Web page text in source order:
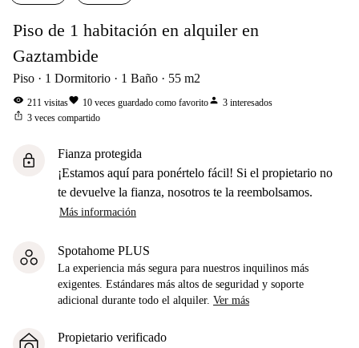
Piso de 1 habitación en alquiler en
Gaztambide
Piso 1 Dormitorio 1 Baño 55 m2
visibility 211 visitasfavorite 10 veces guardado como favoritoperson 3 interesados
ios_share 3 veces compartido
lock
Fianza protegida
¡Estamos aquí para ponértelo fácil! Si el propietario no
te devuelve la fianza, nosotros te la reembolsamos.
Más información
Spotahome PLUS
La experiencia más segura para nuestros inquilinos más
exigentes. Estándares más altos de seguridad y soporte
adicional durante todo el alquiler. Ver más
Propietario verificado